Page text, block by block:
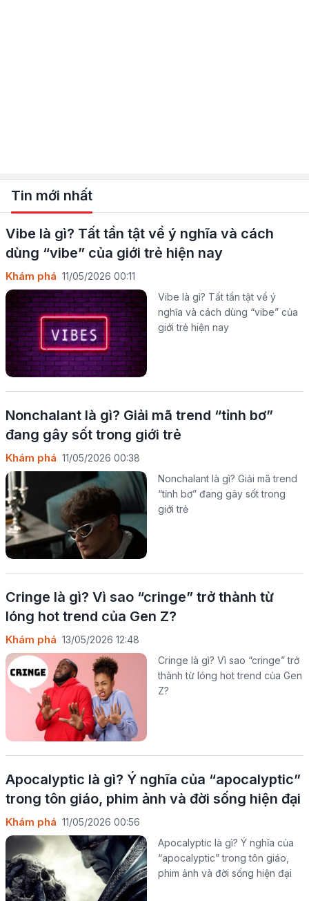
Tin mới nhất
Vibe là gì? Tất tần tật về ý nghĩa và cách
dùng “vibe” của giới trẻ hiện nay
Khám phá 11/05/2026 00:11
Vibe là gì? Tất tần tật về ý
nghĩa và cách dùng “vibe” của
giới trẻ hiện nay
Nonchalant là gì? Giải mã trend “tỉnh bơ”
đang gây sốt trong giới trẻ
Khám phá 11/05/2026 00:38
Nonchalant là gì? Giải mã trend
“tỉnh bơ” đang gây sốt trong
giới trẻ
Cringe là gì? Vì sao “cringe” trở thành từ
lóng hot trend của Gen Z?
Khám phá 13/05/2026 12:48
Cringe là gì? Vì sao “cringe” trở
thành từ lóng hot trend của Gen
Z?
Apocalyptic là gì? Ý nghĩa của “apocalyptic”
trong tôn giáo, phim ảnh và đời sống hiện đại
Khám phá 11/05/2026 00:56
Apocalyptic là gì? Ý nghĩa của
“apocalyptic” trong tôn giáo,
phim ảnh và đời sống hiện đại